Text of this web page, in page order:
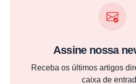
Assine nossa
Receba os últimos artigos
caixa de